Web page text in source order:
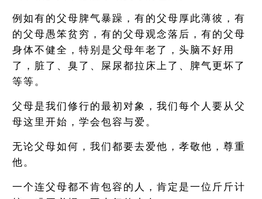
例如有的父母脾气暴躁，有的父母厚此薄彼，有
的父母愚笨贫穷，有的父母观念落后，有的父母
身体不健全，特别是父母年老了，头脑不好用
了，脏了、臭了、屎尿都拉床上了、脾气更坏了
等等。
父母是我们修行的最初对象，我们每个人要从父
母这里开始，学会包容与爱。
无论父母如何，我们都要去爱他，孝敬他，尊重
他。
一个连父母都不肯包容的人，肯定是一位斤斤计